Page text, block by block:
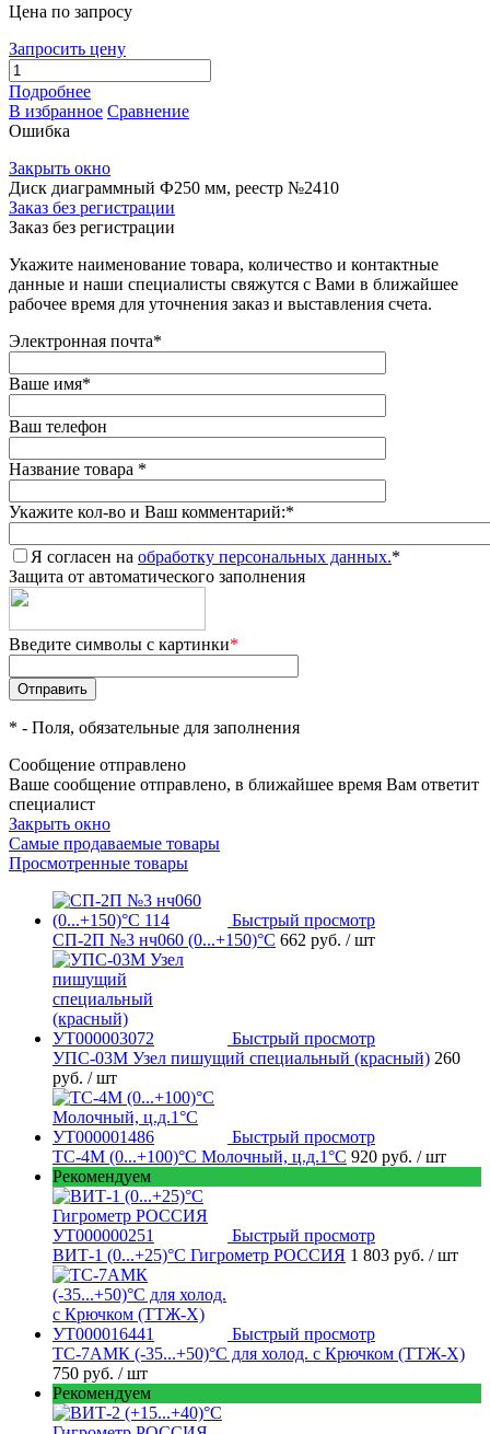
Цена по запросу
Запросить цену
Подробнее
В избранное Сравнение
Ошибка
Закрыть окно
Диск диаграммный Ф250 мм, реестр №2410
Заказ без регистрации
Заказ без регистрации
Укажите наименование товара, количество и контактные
данные и наши специалисты свяжутся с Вами в ближайшее
рабочее время для уточнения заказ и выставления счета.
Электронная почта*
Ваше имя*
Ваш телефон
Название товара *
Укажите кол-во и Ваш комментарий:*
Я согласен на обработку персональных данных.*
Защита от автоматического заполнения
Введите символы с картинки*
* - Поля, обязательные для заполнения
Сообщение отправлено
Ваше сообщение отправлено, в ближайшее время Вам ответит
специалист
Закрыть окно
Самые продаваемые товары
Просмотренные товары
Быстрый просмотр
СП-2П №3 нч060 (0...+150)°С 662 руб. / шт
Быстрый просмотр
УПС-03М Узел пишущий специальный (красный) 260
руб. / шт
Быстрый просмотр
ТС-4М (0...+100)°С Молочный, ц.д.1°С 920 руб. / шт
Рекомендуем
Быстрый просмотр
ВИТ-1 (0...+25)°С Гигрометр РОССИЯ 1 803 руб. / шт
Быстрый просмотр
ТС-7АМК (-35...+50)°С для холод. с Крючком (ТТЖ-Х)
750 руб. / шт
Рекомендуем